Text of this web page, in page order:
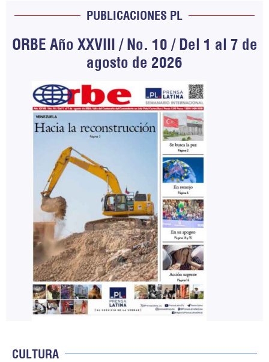
PUBLICACIONES PL
ORBE Año XXVIII / No. 10 / Del 1 al 7 de
agosto de 2026
CULTURA